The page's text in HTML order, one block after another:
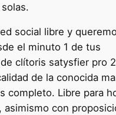
social libre y
el minuto 1 de tus
clítoris satysfier pro
de la conocida
completo. Libre para
asimismo con